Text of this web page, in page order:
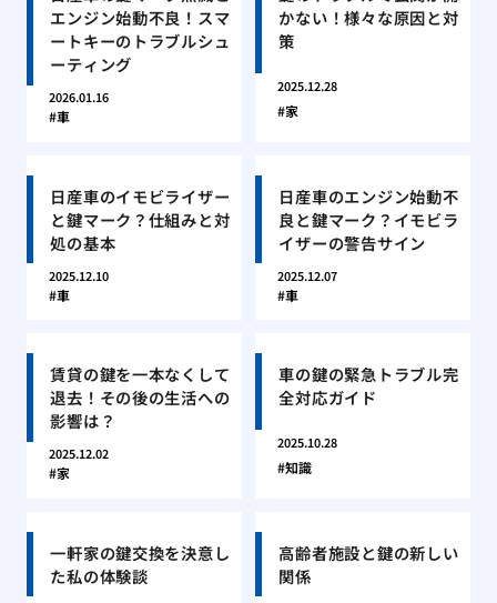
エンジン始動不良！スマ
ートキーのトラブルシュ
ーティング
2026.01.16
車
かない！様々な原因と対
策
2025.12.28
家
日産車のイモビライザー
と鍵マーク？仕組みと対
処の基本
2025.12.10
車
日産車のエンジン始動不
良と鍵マーク？イモビラ
イザーの警告サイン
2025.12.07
車
賃貸の鍵を一本なくして
退去！その後の生活への
影響は？
2025.12.02
家
車の鍵の緊急トラブル完
全対応ガイド
2025.10.28
知識
一軒家の鍵交換を決意し
た私の体験談
高齢者施設と鍵の新しい
関係